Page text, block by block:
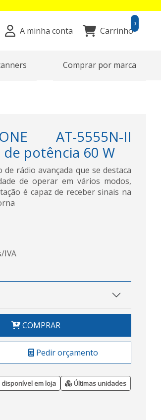
A minha conta Carrinho
0
Comprar por marca
AT-5555N-II
de potência 60 W
rádio avançada que se destaca
de operar em vários modos,
é capaz de receber sinais na
IVA
COMPRAR
Pedir orçamento
disponível em loja
Últimas unidades